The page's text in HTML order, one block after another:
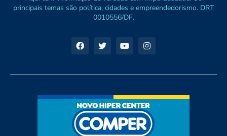
principais temas são política, cidades e empreendedorismo. DRT
0010556/DF.